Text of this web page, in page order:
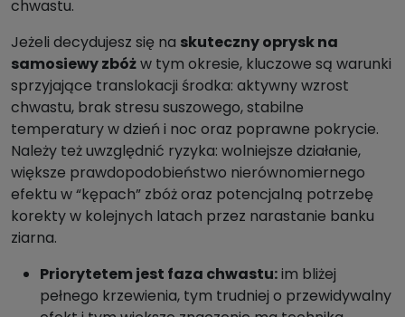
chwastu.
Jeżeli decydujesz się na skuteczny oprysk na
samosiewy zbóżw tym okresie, kluczowe są warunki
sprzyjające translokacji środka: aktywny wzrost
chwastu, brak stresu suszowego, stabilne
temperatury w dzień i noc oraz poprawne pokrycie.
Należy też uwzględnić ryzyka: wolniejsze działanie,
większe prawdopodobieństwo nierównomiernego
efektu w “kępach” zbóż oraz potencjalną potrzebę
korekty w kolejnych latach przez narastanie banku
ziarna.
Priorytetem jest faza chwastu:im bliżej
pełnego krzewienia, tym trudniej o przewidywalny